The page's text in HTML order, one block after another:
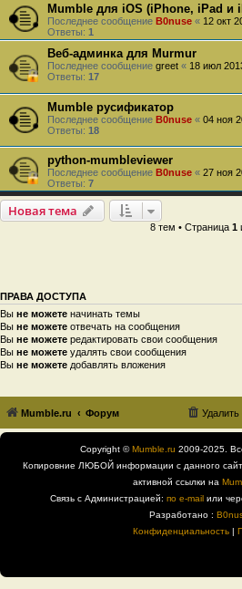
Mumble для iOS (iPhone, iPad и
Последнее сообщение B0nuse « 12 окт
Ответы: 1
Веб-админка для Murmur
Последнее сообщение greet « 18 июл
Ответы: 17
Mumble русификатор
Последнее сообщение B0nuse « 04 ноя
Ответы: 18
python-mumbleviewer
Последнее сообщение B0nuse « 27 ноя
Ответы: 7
Новая тема
8 тем • Страница 1
ПРАВА ДОСТУПА
Вы не можете начинать темы
Вы не можете отвечать на сообщения
Вы не можете редактировать свои сообщения
Вы не можете удалять свои сообщения
Вы не можете добавлять вложения
Mumble.ru Форум
Copyright ©Mumble.ru 2009-2025.
Копировние ЛЮБОЙ информации с данного
активной ссылки на
Связь с Администрацией: по e-mail или
Разработано :
Конфиденциальность|